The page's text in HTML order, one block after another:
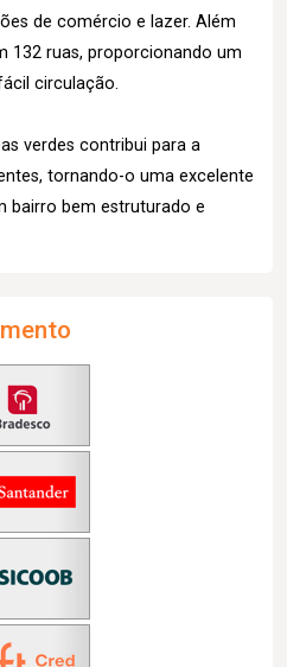
de comércio e lazer. Além
132 ruas, proporcionando um
circulação.
verdes contribui para a
tornando-o uma excelente
bairro bem estruturado e